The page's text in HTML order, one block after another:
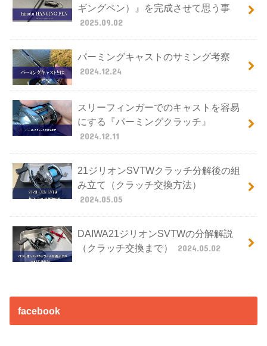
ギングペン）』を完成させて思う事
2025.09.02
パーミングキャストのサミング考察
2024.12.24
スリーフィンガーでのキャストを容易
にする『パーミングクラッチ』
2024.12.11
21ジリオンSVTWクラッチ分解後の組
み立て（クラッチ交換方法）
2024.05.05
DAIWA21ジリオンSVTWの分解解説
（クラッチ交換まで）
2024.05.02
facebook